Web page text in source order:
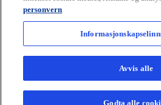
p
e
n
s
i
n
a
p
e
n
s
n
a
© 2026 KPMG AS and KPMG Law
liability companies and a member firm of
organization of independent member
For more detail about the structure of
personvern
Avvis alle
Godta alle